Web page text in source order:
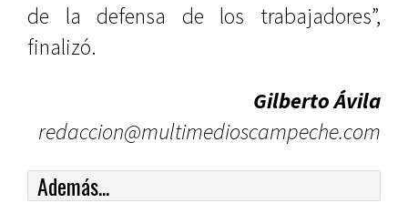
de la defensa de los trabajadores”,
finalizó.
Gilberto Ávila
redaccion@multimedioscampeche.com
Además...